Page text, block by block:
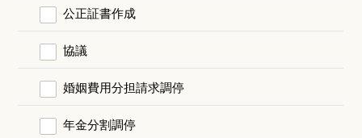
公正証書作成
協議
婚姻費用分担請求調停
年金分割調停